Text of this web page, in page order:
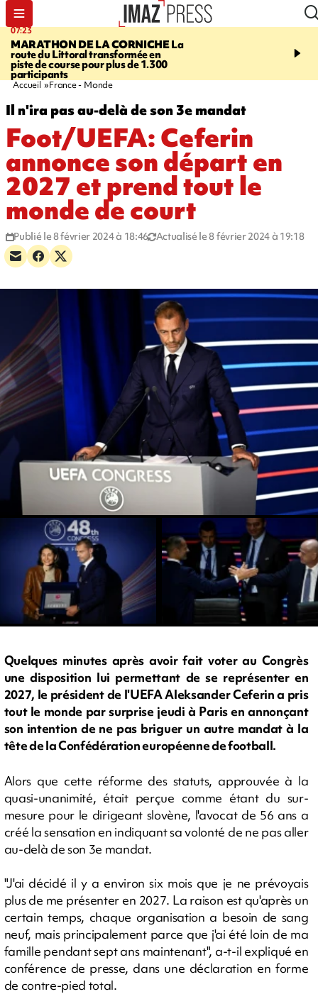
07:23
MARATHON DE LA CORNICHELa
route du Littoral transformée en
piste de course pour plus de 1.300
participants
08:37
braderie de l'océan
Accueil France - Monde
Il n'ira pas au-delà de son 3e mandat
Foot/UEFA: Ceferin
annonce son départ en
2027 et prend tout le
monde de court
Publié le 8 février 2024 à 18:46 Actualisé le 8 février 2024 à 19:18
Quelques minutes après avoir fait voter au Congrès
une disposition lui permettant de se représenter en
2027, le président de l'UEFA Aleksander Ceferin a pris
tout le monde par surprise jeudi à Paris en annonçant
son intention de ne pas briguer un autre mandat à la
tête de la Confédération européenne de football.
Alors que cette réforme des statuts, approuvée à la
quasi-unanimité, était perçue comme étant du sur-
mesure pour le dirigeant slovène, l'avocat de 56 ans a
créé la sensation en indiquant sa volonté de ne pas aller
au-delà de son 3e mandat.
"J'ai décidé il y a environ six mois que je ne prévoyais
plus de me présenter en 2027. La raison est qu'après un
certain temps, chaque organisation a besoin de sang
neuf, mais principalement parce que j'ai été loin de ma
famille pendant sept ans maintenant", a-t-il expliqué en
conférence de presse, dans une déclaration en forme
de contre-pied total.